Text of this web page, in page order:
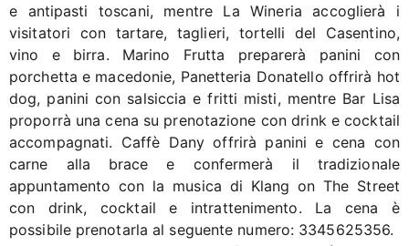
e antipasti toscani, mentre La Wineria accoglierà i
visitatori con tartare, taglieri, tortelli del Casentino,
vino e birra. Marino Frutta preparerà panini con
porchetta e macedonie, Panetteria Donatello offrirà hot
dog, panini con salsiccia e fritti misti, mentre Bar Lisa
proporrà una cena su prenotazione con drink e cocktail
accompagnati. Caffè Dany offrirà panini e cena con
carne alla brace e confermerà il tradizionale
appuntamento con la musica di Klang on The Street
con drink, cocktail e intrattenimento. La cena è
possibile prenotarla al seguente numero: 3345625356.